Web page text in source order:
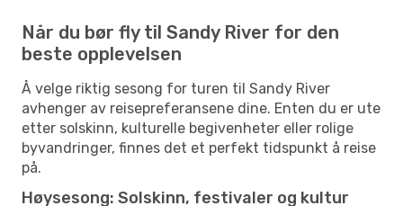
Når du bør fly til Sandy River for den
beste opplevelsen
Å velge riktig sesong for turen til Sandy River
avhenger av reisepreferansene dine. Enten du er ute
etter solskinn, kulturelle begivenheter eller rolige
byvandringer, finnes det et perfekt tidspunkt å reise
på.
Høysesong: Solskinn, festivaler og kultur